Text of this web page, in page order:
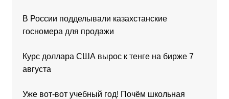
В России подделывали казахстанские
госномера для продажи
Курс доллара США вырос к тенге на бирже 7
августа
Уже вот-вот учебный год! Почём школьная